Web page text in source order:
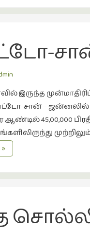
இருந்த
சான் – ஜன்னலில் ஒரு
ஆண்டில் 45,00,000